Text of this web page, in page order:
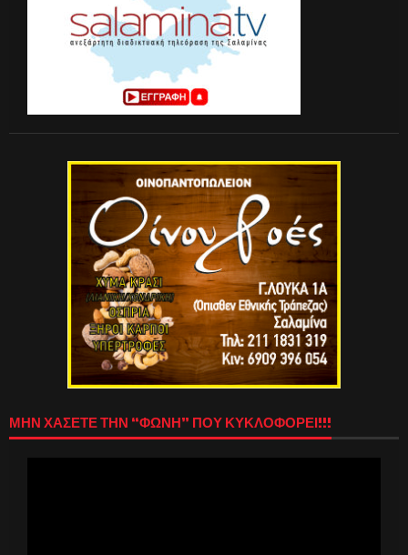
ΜΗΝ ΧΑΣΕΤΕ ΤΗΝ “ΦΩΝΗ” ΠΟΥ ΚΥΚΛΟΦΟΡΕΙ!!!